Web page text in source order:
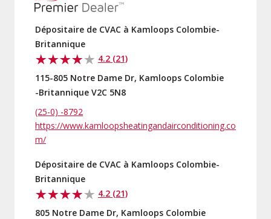
Dépositaire de CVAC à Kamloops Colombie-
Britannique
4.2 (21)
115-805 Notre Dame Dr, Kamloops Colombie
-Britannique V2C 5N8
(25-0) -8792
https://www.kamloopsheatingandairconditioning.co
m/
Dépositaire de CVAC à Kamloops Colombie-
Britannique
4.2 (21)
805 Notre Dame Dr, Kamloops Colombie